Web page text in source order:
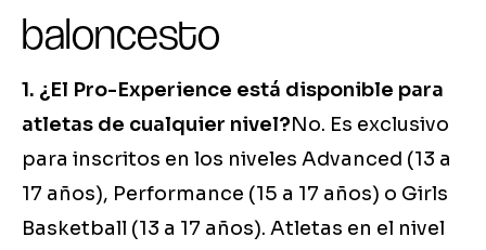
baloncesto
1. ¿El Pro-Experience está disponible para
atletas de cualquier nivel?No. Es exclusivo
para inscritos en los niveles Advanced (13 a
17 años), Performance (15 a 17 años) o Girls
Basketball (13 a 17 años). Atletas en el nivel